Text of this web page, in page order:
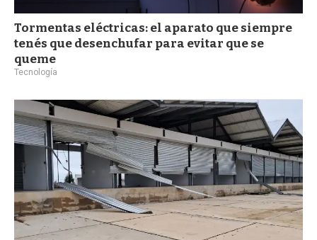
Tormentas eléctricas: el aparato que siempre
tenés que desenchufar para evitar que se
queme
Tecnología